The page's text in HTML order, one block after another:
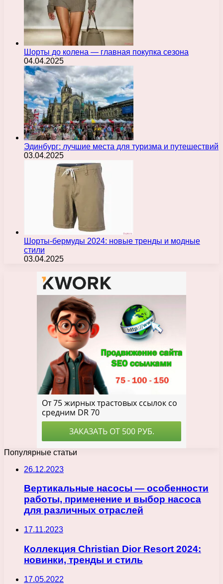
Шорты до колена — главная покупка сезона
04.04.2025
Эдинбург: лучшие места для туризма и путешествий
03.04.2025
Шорты-бермуды 2024: новые тренды и модные
стили
03.04.2025
Популярные статьи
26.12.2023
Вертикальные насосы — особенности
работы, применение и выбор насоса
для различных отраслей
17.11.2023
Коллекция Christian Dior Resort 2024:
новинки, тренды и стиль
17.05.2022